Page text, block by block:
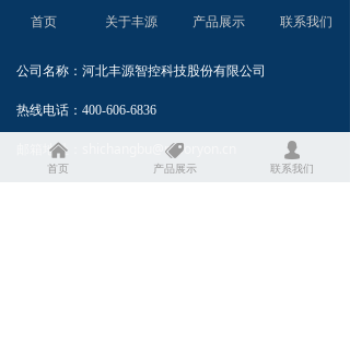
公司名称：河北丰源智控科技股份有限公司
热线电话：400-606-6836
邮箱地址：shichangbu@m.foryon.cn
首页 关于丰源 产品展示 联系我们
낀
首页
뀄
产品展示
넙
联系我们